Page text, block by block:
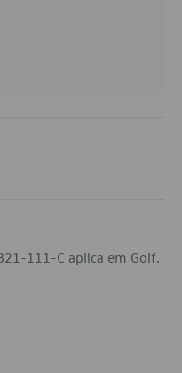
111-C aplica em Golf.